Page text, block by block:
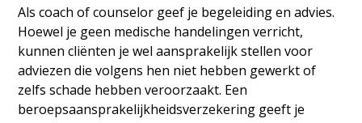
Als coach of counselor geef je begeleiding en advies.
Hoewel je geen medische handelingen verricht,
kunnen cliënten je wel aansprakelijk stellen voor
adviezen die volgens hen niet hebben gewerkt of
zelfs schade hebben veroorzaakt. Een
beroepsaansprakelijkheidsverzekering geeft je